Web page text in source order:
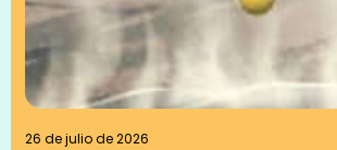
26 de julio de 2026